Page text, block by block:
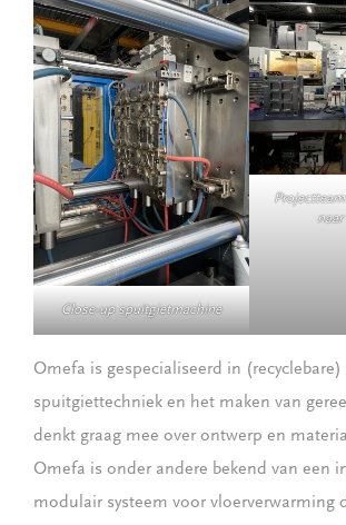
Close-up spuitgietmachine
naar
Omefa is gespecialiseerd in
spuitgiettechniek en het maken van
denkt graag mee over ontwerp en
Omefa is onder andere bekend van een
modulair systeem voor vloerverwarming